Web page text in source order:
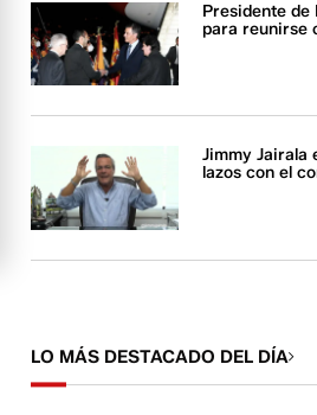
Presidente de
para reunirse
Jimmy Jairala
lazos con el
LO MÁS DESTACADO DEL DÍA